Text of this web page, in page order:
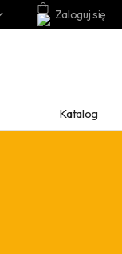
Zaloguj się
Katalog